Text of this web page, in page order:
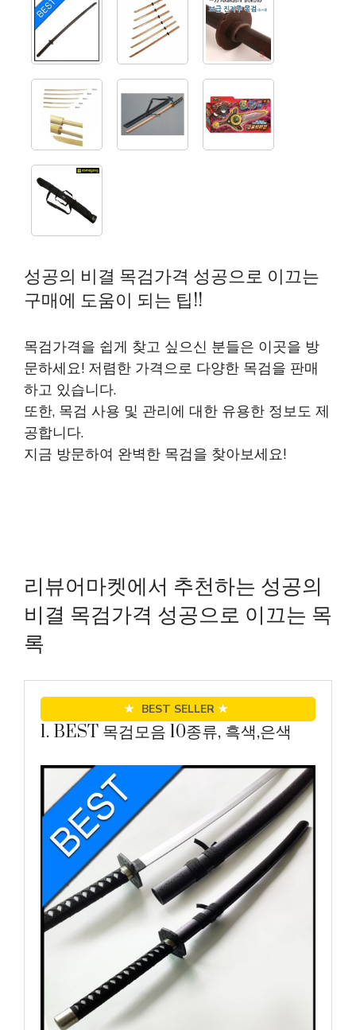
성공의 비결 목검가격 성공으로 이끄는
구매에 도움이 되는 팁!!
목검가격을 쉽게 찾고 싶으신 분들은 이곳을 방
문하세요! 저렴한 가격으로 다양한 목검을 판매
하고 있습니다.
또한, 목검 사용 및 관리에 대한 유용한 정보도 제
공합니다.
지금 방문하여 완벽한 목검을 찾아보세요!
리뷰어마켓에서 추천하는 성공의
비결 목검가격 성공으로 이끄는 목
록
★ BEST SELLER ★
1. BEST 목검모음 10종류, 흑색,은색